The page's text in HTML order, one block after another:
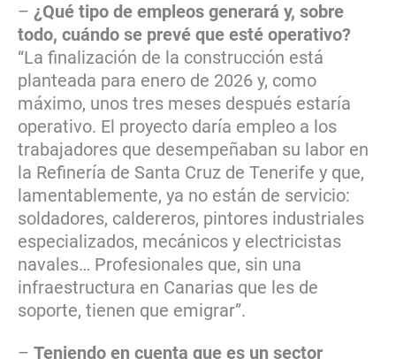
– ¿Qué tipo de empleos generará y, sobre
todo, cuándo se prevé que esté operativo?
“La finalización de la construcción está
planteada para enero de 2026 y, como
máximo, unos tres meses después estaría
operativo. El proyecto daría empleo a los
trabajadores que desempeñaban su labor en
la Refinería de Santa Cruz de Tenerife y que,
lamentablemente, ya no están de servicio:
soldadores, caldereros, pintores industriales
especializados, mecánicos y electricistas
navales… Profesionales que, sin una
infraestructura en Canarias que les de
soporte, tienen que emigrar”.
– Teniendo en cuenta que es un sector